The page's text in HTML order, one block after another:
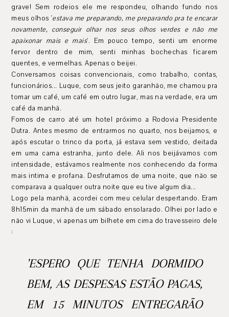
grave! Sem rodeios ele me respondeu, olhando fundo nos
meus olhos 'estava me preparando, me preparando pra te encarar
novamente, conseguir olhar nos seus olhos verdes e não me
apaixonar mais e mais'. Em pouco tempo, senti um enorme
fervor dentro de mim, senti minhas bochechas ficarem
quentes, e vermelhas. Apenas o beijei.
Conversamos coisas convencionais, como trabalho, contas,
funcionários... Luque, com seus jeito garanhão, me chamou pra
tomar um café, um café em outro lugar, mas na verdade, era um
café da manhã.
Fomos de carro até um hotel próximo a Rodovia Presidente
Dutra. Antes mesmo de entrarmos no quarto, nos beijamos, e
após escutar o trinco da porta, já estava sem vestido, deitada
em uma cama estranha, junto dele. Ali nos beijávamos com
intensidade, estávamos realmente nos conhecendo da forma
mais intima e profana. Desfrutamos de uma noite, que não se
comparava a qualquer outra noite que eu tive algum dia...
Logo pela manhã, acordei com meu celular despertando. Eram
8h15min da manhã de um sábado ensolarado. Olhei por lado e
não vi Luque, vi apenas um bilhete em cima do travesseiro dele
:
'ESPERO QUE TENHA DORMIDO
BEM, AS DESPESAS ESTÃO PAGAS,
EM 15 MINUTOS ENTREGARÃO